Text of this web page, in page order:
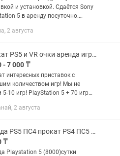
и установкой. Сдаётся Sony
5 в аренду посуточно.
• семейных вечеров •
2 августа
Прокат PS5 и VR очки аренда игры сони джойстик fc26 пс4 пс5 pa4 PlayStation
- 7 000 ₸
интересных приставок с
количеством игр! Мы не
PlayStation 5 + 70 игр
реальность Meta Quest 3
2 августа
Аренда PS5 ПС4 прокат PS4 ПС5 Playstation на дом
₸
Playstation 5 (8000)сутки